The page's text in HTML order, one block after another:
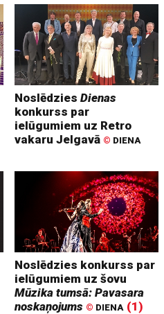
NoslēdziesDienas
konkurss par
ielūgumiem uz Retro
vakaru Jelgavā © DIENA
Noslēdzies konkurss par
ielūgumiem uz šovu
Mūzika tumsā: Pavasara
noskaņojums © DIENA (1)